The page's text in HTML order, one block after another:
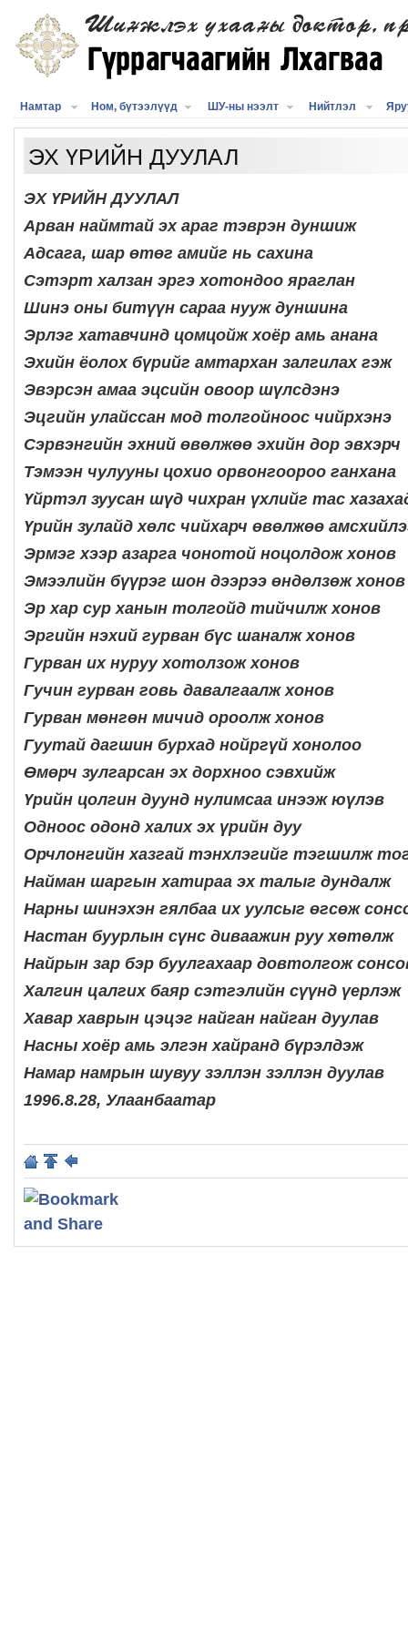
Намтар Ном, бүтээлүүд ШУ-ны нээлт Нийтлэл
ЭХ ҮРИЙН ДУУЛАЛ
ЭХ ҮРИЙН ДУУЛАЛ
Арван наймтай эх араг тэврэн дуншиж
Адсага, шар өтөг амийг нь сахина
Сэтэрт халзан эргэ хотондоо яраглан
Шинэ оны битүүн сараа нууж дуншина
Эрлэг хатавчинд цомцойж хоёр амь анана
Эхийн ёолох бүрийг амтархан залгилах гэж
Эвэрсэн амаа эцсийн овоор шүлсдэнэ
Эцгийн улайссан мод толгойноос чийрхэнэ
Сэрвэнгийн эхний өвөлжөө эхийн дор эвхэрч
Тэмээн чулууны цохио орвонгоороо ганхана
Үйртэл зуусан шүд чихран үхлийг тас
Үрийн зулайд хөлс чийхарч өвөлжөө
Эрмэг хээр азарга чонотой ноцолдож хонов
Эмээлийн бүүрэг шон дээрээ өндөлзөж хонов
Эр хар сур ханын толгойд тийчилж хонов
Эргийн нэхий гурван бүс шаналж хонов
Гурван их нуруу хотолзож хонов
Гучин гурван говь давалгаалж хонов
Гурван мөнгөн мичид ороолж хонов
Гуутай дагшин бурхад нойргүй хонолоо
Өмөрч зулгарсан эх дорхноо сэвхийж
Үрийн цолгин дуунд нулимсаа инээж юүлэв
Одноос одонд халих эх үрийн дуу
Орчлонгийн хазгай тэнхлэгийг тэгшилж
Найман шаргын хатираа эх талыг дундалж
Нарны шинэхэн гялбаа их уулсыг өгсөж
Настан буурлын сүнс диваажин руу хөтөлж
Найрын зар бэр буулгахаар довтолгож
Халгин цалгих баяр сэтгэлийн сүүнд үерлэж
Хавар хаврын цэцэг найган найган дуулав
Насны хоёр амь элгэн хайранд бүрэлдэж
Намар намрын шувуу зэллэн зэллэн дуулав
1996.8.28, Улаанбаатар